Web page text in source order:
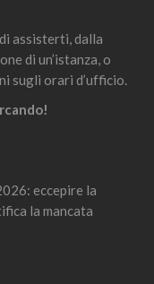
assisterti, dalla
di un’istanza, o
sugli orari d’ufficio.
eccepire la
la mancata